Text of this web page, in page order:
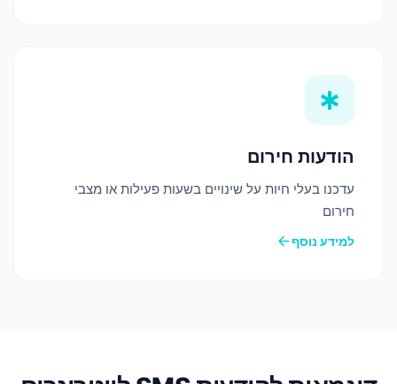
emergency
הודעות חירום
עדכנו בעלי חיות על שינויים בשעות פעילות או מצבי
חירום
למידע נוסףarrow_back